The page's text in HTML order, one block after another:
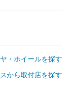
・ホイールを探す
から取付店を探す